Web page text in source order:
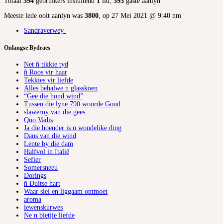
Meeste lede ooit aanlyn was 3800, op 27 Mei 2021 @ 9:40 nm
Sandraverwey
Onlangse Bydraes
Net ñ tikkie tyd
ñ Roos vir haar
Tekkies vir liefde
Alles behalwe n glasskoen
“Gee die hond wind”
Tussen die lyne 790 woorde Goud
slawerny van die gees
Quo Vadis
Ja die hoender is n wondelike ding
Dans van die wind
Lente by die dam
Halfvol in Italië
Sefier
Somersneeu
Dorings
ñ Duitse hart
Waar siel en liggaam ontmoet
aroma
lewenskurwes
Ne n bietjie liefde